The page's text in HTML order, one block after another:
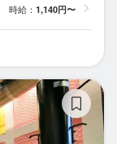
時給： 1,140円〜